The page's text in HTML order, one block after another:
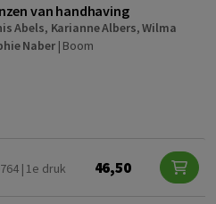
van handhaving
Abels, Karianne Albers,Wilma
Naber| Boom
| 1e druk
46,50